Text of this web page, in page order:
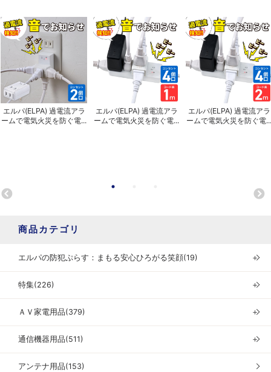
エルパ(ELPA) 過電流アラ
ームで電気火災を防ぐ電...
エルパ(ELPA) 過電流アラ
ームで電気火災を防ぐ電...
エルパ(ELPA) 過電流アラ
ームで電気火災を防ぐ電
商品カテゴリ
エルパの防犯ぷらす：まもる安心ひろがる笑顔(19) ＋
特集(226) ＋
ＡＶ家電用品(379) ＋
通信機器用品(511) ＋
アンテナ用品(153)